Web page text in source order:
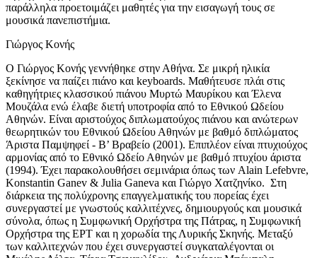
παράλληλα προετοιμάζει μαθητές για την εισαγωγή τους σε
μουσικά πανεπιστήμια.
Γιώργος Κονής
Ο Γιώργος Κονής γεννήθηκε στην Αθήνα. Σε μικρή ηλικία
ξεκίνησε να παίζει πιάνο και keyboards. Μαθήτευσε πλάι στις
καθηγήτριες κλασσικού πιάνου Μυρτώ Μαυρίκου και Έλενα
Μουζάλα ενώ έλαβε διετή υποτροφία από το Εθνικού Ωδείου
Αθηνών. Είναι αριστούχος διπλωματούχος πιάνου και ανώτερων
θεωρητικών του Εθνικού Ωδείου Αθηνών με βαθμό διπλώματος
Άριστα Παμψηφεί - Β’ Βραβείο (2001). Επιπλέον είναι πτυχιούχος
αρμονίας από το Εθνικό Ωδείο Αθηνών με βαθμό πτυχίου άριστα
(1994). Έχει παρακολουθήσει σεμινάρια όπως των Alain Lefebvre,
Konstantin Ganev & Julia Ganeva και Γιώργο Χατζηνίκο. Στη
διάρκεια της πολύχρονης επαγγελματικής του πορείας έχει
συνεργαστεί με γνωστούς καλλιτέχνες, δημιουργούς και μουσικά
σύνολα, όπως η Συμφωνική Ορχήστρα της Πάτρας, η Συμφωνική
Ορχήστρα της ΕΡΤ και η χορωδία της Λυρικής Σκηνής. Μεταξύ
των καλλιτεχνών που έχει συνεργαστεί συγκαταλέγονται οι